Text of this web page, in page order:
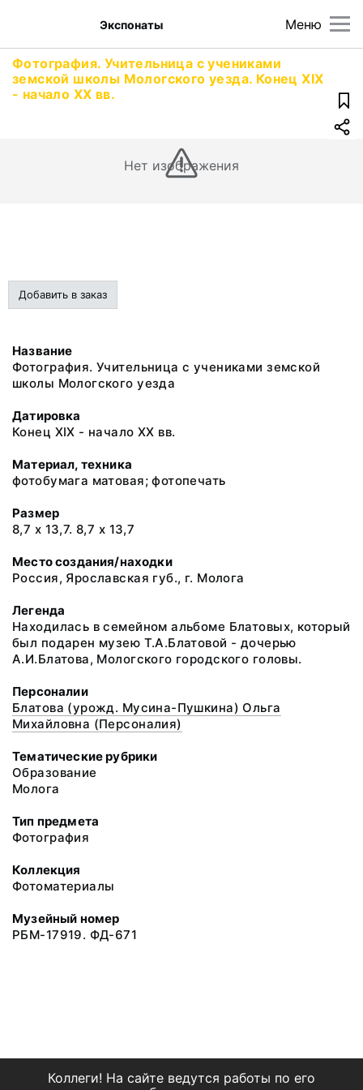
Меню
Экспонаты
Фотография. Учительница с учениками
земской школы Мологского уезда. Конец XIX
- начало XX вв.
Нет изображения
Добавить в заказ
Название
Фотография. Учительница с учениками земской
школы Мологского уезда
Датировка
Конец XIX - начало XX вв.
Материал, техника
фотобумага матовая; фотопечать
Размер
8,7 x 13,7. 8,7 x 13,7
Место создания/находки
Россия, Ярославская губ., г. Молога
Легенда
Находилась в семейном альбоме Блатовых, который
был подарен музею Т.А.Блатовой - дочерью
А.И.Блатова, Мологского городского головы.
Персоналии
Блатова (урожд. Мусина-Пушкина) Ольга
Михайловна (Персоналия)
Тематические рубрики
Образование
Молога
Тип предмета
Фотография
Коллекция
Фотоматериалы
Музейный номер
РБМ-17919. ФД-671
Коллеги! На сайте ведутся работы по его